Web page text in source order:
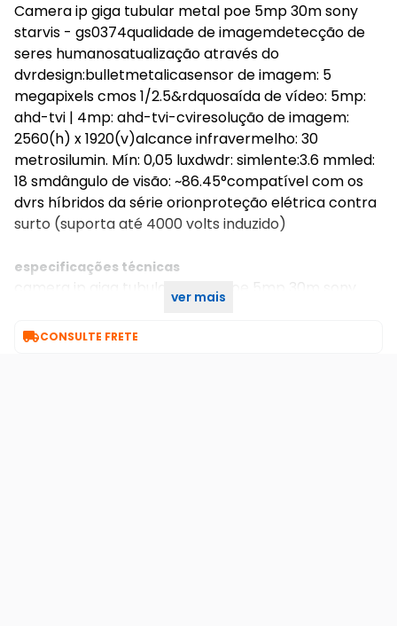
Camera ip giga tubular metal poe 5mp 30m sony
starvis - gs0374qualidade de imagemdetecção de
seres humanosatualização através do
dvrdesign:bulletmetalicasensor de imagem: 5
megapixels cmos 1/2.5&rdquosaída de vídeo: 5mp:
ahd-tvi | 4mp: ahd-tvi-cviresolução de imagem:
2560(h) x 1920(v)alcance infravermelho: 30
metrosilumin. Mín: 0,05 luxdwdr: simlente:3.6 mmled:
18 smdângulo de visão: ~86.45°compatível com os
dvrs híbridos da série orionproteção elétrica contra
surto (suporta até 4000 volts induzido)
especificações técnicas
camera ip giga tubular metal poe 5mp 30m sony
ver mais
CONSULTE FRETE